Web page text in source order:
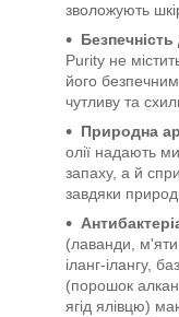
зволожують
Purity не
його
чутливу та
Природна
олії надають
запаху, а й
завдяки
(лаванди, м'яти,
іланг-ілангу,
(порошок
ягід ялівцю)